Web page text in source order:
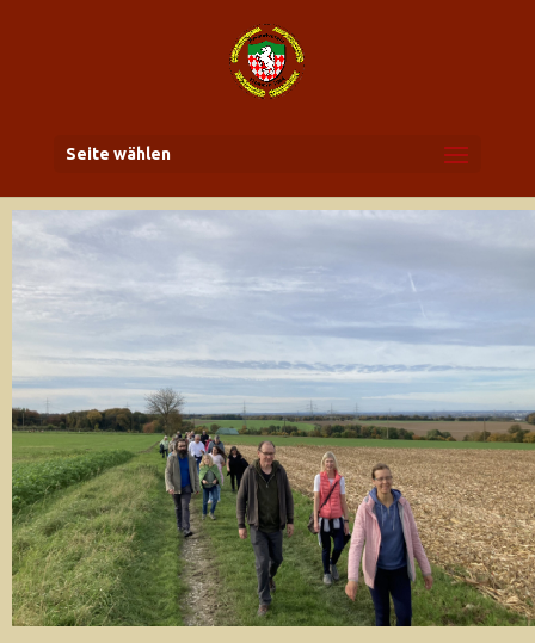
Seite wählen